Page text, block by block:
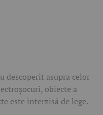
descoperit asupra celor
obiecte a
este interzisă de lege.